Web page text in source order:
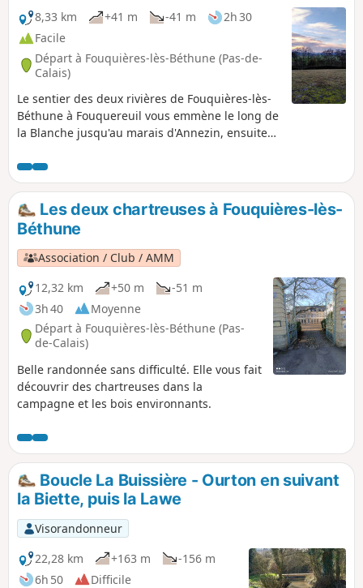
"Voies Bus" pour un parcours sur des
chemins praticables même en période
humide.
8,33 km
+41 m -41 m
2h 30
Facile
Départ à Fouquières-lès-Béthune (Pas-de-
Calais)
Le sentier des deux rivières de Fouquières-lès-
Béthune à Fouquereuil vous emmène le long de
la Blanche jusqu'au marais d'Annezin, ensuite
cheminer au-dessus de l'eau tout en étant sous
une voie ferrée ! Ce circuit vous fera rejoindre le
terril de stockage de Fouquereuil (le Terril de la
Cuisse Maraune) et vous découvrirez depuis le
sommet un superbe panorama à 360°. Le retour
se fera par les champs.
Les deux chartreuses à Fouquières-lès-
Béthune
Association / Club / AMM
12,32 km
+50 m
-51 m
3h 40
Moyenne
Départ à Fouquières-lès-Béthune (Pas-
de-Calais)
Belle randonnée sans difficulté. Elle vous fait
découvrir des chartreuses dans la
campagne et les bois environnants.
Boucle La Buissière - Ourton en suivant
la Biette, puis la Lawe
Visorandonneur
22,28 km
+163 m
-156 m
6h 50
Difficile